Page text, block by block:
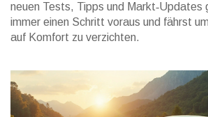
neuen Tests, Tipps und Markt‑Updates
immer einen Schritt voraus und fährst
auf Komfort zu verzichten.